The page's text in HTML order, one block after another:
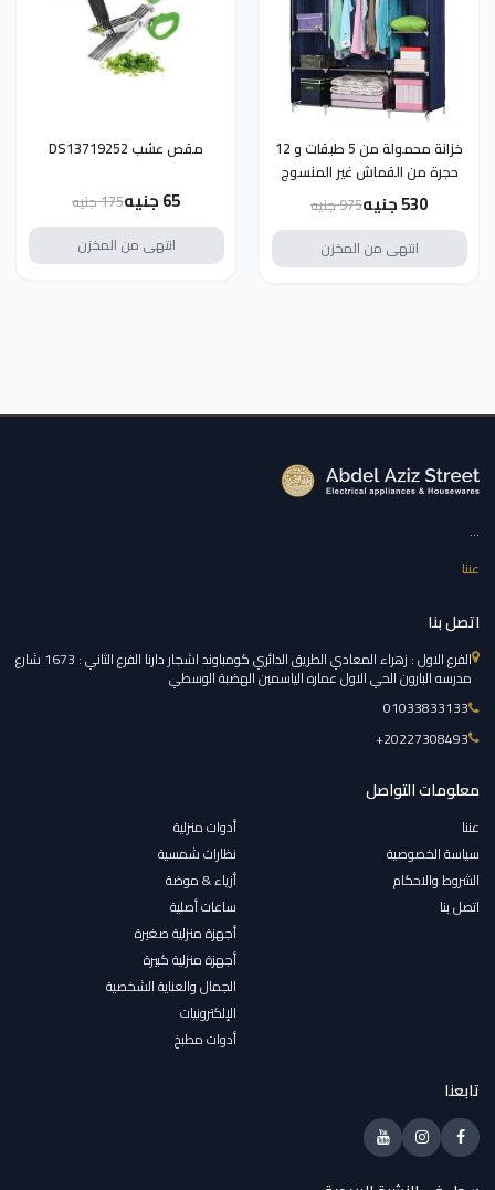
خزانة محمولة من 5 طبقات و 12
حجرة من القماش غير المنسوج
(52.4 × 18.1 × 67) "
530 جنيه
975 جنيه
انتهى من المخزن
مقص عشب DS13719252
65 جنيه
175 جنيه
انتهى من المخزن
...
عننا
اتصل بنا
الفرع الاول : زهراء المعادي الطريق الدائري كومباوند اشجار دارنا الفرع الثاني : 1673 شارع
مدرسه البارون الحي الاول عماره الياسمين الهضبة الوسطي
01033833133
‎+20227308493
معلومات التواصل
عننا
سياسة الخصوصية
الشروط والاحكام
اتصل بنا
أدوات منزلية
نظارات شمسية
أزياء & موضة
ساعات أصلية
أجهزة منزلية صغيرة
أجهزة منزلية كبيرة
الجمال والعناية الشخصية
الإلكترونيات
أدوات مطبخ
تابعنا